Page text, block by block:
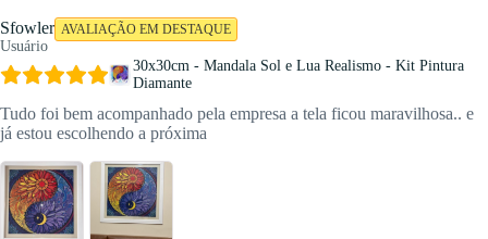
Sfowler
Usuário
AVALIAÇÃO EM DESTAQUE
30x30cm - Mandala Sol e Lua Realismo - Kit Pintura
Diamante
Tudo foi bem acompanhado pela empresa a tela ficou maravilhosa.. e
já estou escolhendo a próxima